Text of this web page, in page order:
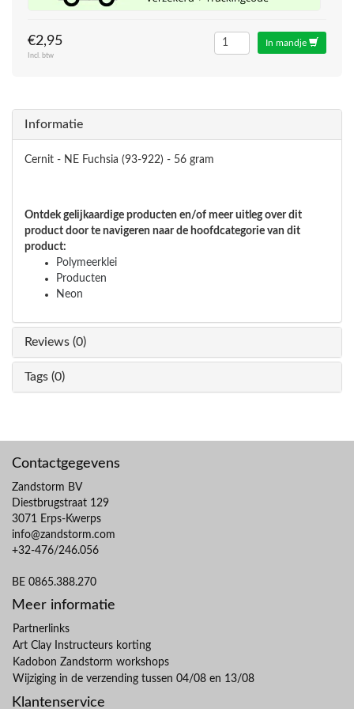
€2,95
Incl. btw
In mandje
Informatie
Cernit - NE Fuchsia (93-922) - 56 gram
Ontdek gelijkaardige producten en/of meer uitleg over dit
product door te navigeren naar de hoofdcategorie van dit
product:
Polymeerklei
Producten
Neon
Reviews (0)
Tags (0)
Contactgegevens
Zandstorm BV
Diestbrugstraat 129
3071 Erps-Kwerps
info@zandstorm.com
+32-476/246.056
BE 0865.388.270
Meer informatie
Partnerlinks
Art Clay Instructeurs korting
Kadobon Zandstorm workshops
Wijziging in de verzending tussen 04/08 en 13/08
Klantenservice